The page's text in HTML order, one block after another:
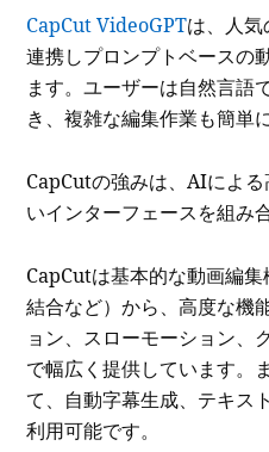
CapCut VideoGPTは、人
連携しプロンプトベースの
ます。ユーザーは自然言語
き、複雑な編集作業も簡単
CapCutの強みは、AIによ
いインターフェースを組み
CapCutは基本的な動画編集
結合など）から、高度な機
ョン、スローモーション、
で幅広く提供しています。
て、自動字幕生成、テキス
利用可能です。